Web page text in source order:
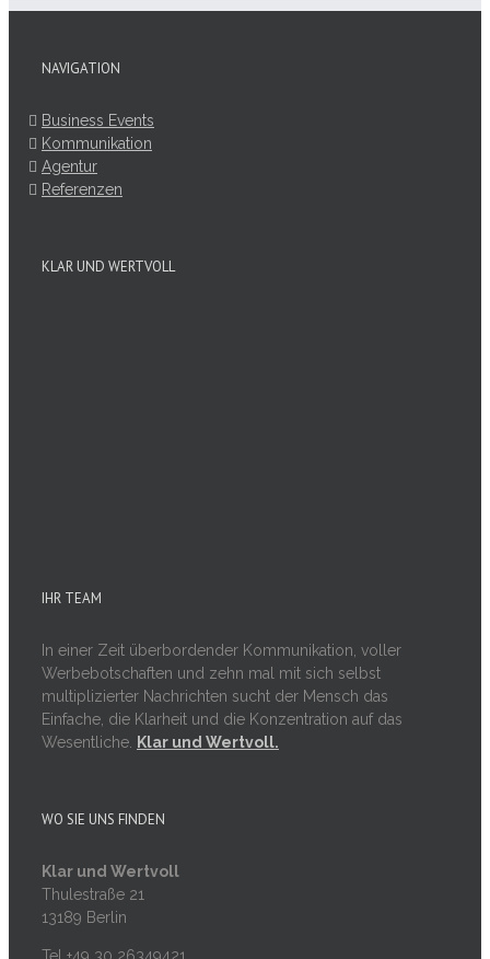
NAVIGATION
Business Events
Kommunikation
Agentur
Referenzen
KLAR UND WERTVOLL
IHR TEAM
In einer Zeit überbordender Kommunikation, voller
Werbebotschaften und zehn mal mit sich selbst
multiplizierter Nachrichten sucht der Mensch das
Einfache, die Klarheit und die Konzentration auf das
Wesentliche. Klar und Wertvoll.
WO SIE UNS FINDEN
Klar und Wertvoll
Thulestraße 21
13189 Berlin